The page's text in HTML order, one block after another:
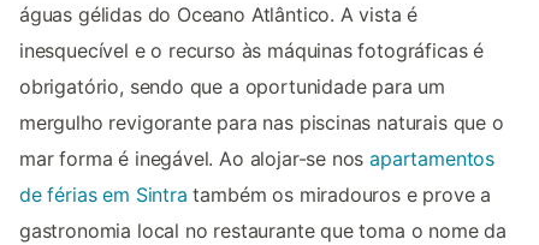
águas gélidas do Oceano Atlântico. A vista é
inesquecível e o recurso às máquinas fotográficas é
obrigatório, sendo que a oportunidade para um
mergulho revigorante para nas piscinas naturais que o
mar forma é inegável. Ao alojar-se nosapartamentos
de férias em Sintra também os miradouros e prove a
gastronomia local no restaurante que toma o nome da